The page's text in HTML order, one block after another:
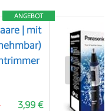
ANGEBOT
| mit
3,99 €
❯